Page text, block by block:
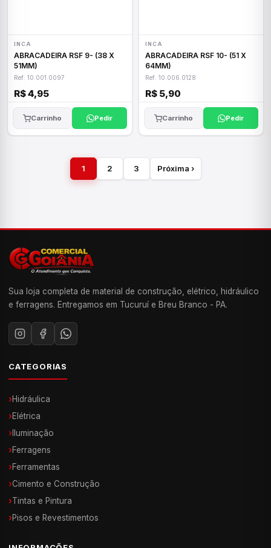
INCA
ABRACADEIRA RSF 9- (38 X
51MM)
Ref: 10.001.0097
R$ 4,95
Carrinho Pedir
INCA
ABRACADEIRA RSF 10- (51 X
64MM)
Ref: 10.006.0128
R$ 5,90
Carrinho Pedir
1 2 3 Próxima ›
Sua loja completa de material de construção, elétrico, hidráulico
e ferragens. Entregamos em Tucuruí e Breu Branco - PA.
CATEGORIAS
›Hidráulica
›Elétrica
› Iluminação
›Ferragens
›Ferramentas
›Cimento e Construção
›Tintas e Pintura
›Pisos e Revestimentos